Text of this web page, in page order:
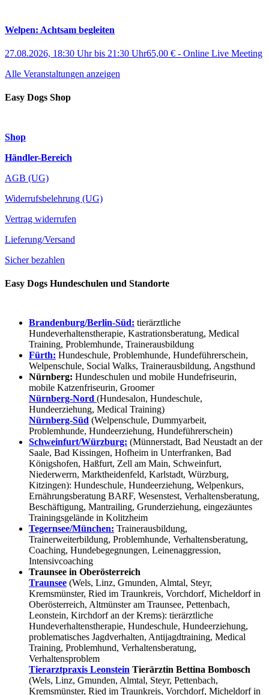
Welpen: Achtsam begleiten
27.08.2026, 18:30 Uhrbis 21:30 Uhr65,00 € - Online Live Meeting
Alle Veranstaltungen anzeigen
Easy Dogs Shop
Shop
Händler-Bereich
AGB (UG)
Widerrufsbelehrung (UG)
Vertrag widerrufen
Lieferung/Versand
Sicher bezahlen
Easy Dogs Hundeschulen und Standorte
Brandenburg/Berlin-Süd: tierärztliche
Hundeverhaltenstherapie, Kastrationsberatung, Medical
Training, Problemhunde, Trainerausbildung
Fürth: Hundeschule, Problemhunde, Hundeführerschein,
Welpenschule, Social Walks, Trainerausbildung, Angsthund
Nürnberg: Hundeschulen und mobile Hundefriseurin,
mobile Katzenfriseurin, Groomer
Nürnberg-Nord (Hundesalon, Hundeschule,
Hundeerziehung, Medical Training)
Nürnberg-Süd (Welpenschule, Dummyarbeit,
Problemhunde, Hundeerziehung, Hundeführerschein)
Schweinfurt/Würzburg: (Münnerstadt, Bad Neustadt an der
Saale, Bad Kissingen, Hofheim in Unterfranken, Bad
Königshofen, Haßfurt, Zell am Main, Schweinfurt,
Niederwerrn, Marktheidenfeld, Karlstadt, Würzburg,
Kitzingen): Hundeschule, Hundeerziehung, Welpenkurs,
Ernährungsberatung BARF, Wesenstest, Verhaltensberatung,
Beschäftigung, Mantrailing, Grunderziehung, eingezäuntes
Trainingsgelände in Kolitzheim
Tegernsee/München: Trainerausbildung,
Trainerweiterbildung, Problemhunde, Verhaltensberatung,
Coaching, Hundebegegnungen, Leinenaggression,
Intensivcoaching
Traunsee in Oberösterreich
Traunsee (Wels, Linz, Gmunden, Almtal, Steyr,
Kremsmünster, Ried im Traunkreis, Vorchdorf, Micheldorf in
Oberösterreich, Altmünster am Traunsee, Pettenbach,
Leonstein, Kirchdorf an der Krems): tierärztliche
Hundeverhaltenstherapie, Hundeschule, Hundeerziehung,
problematisches Jagdverhalten, Antijagdtraining, Medical
Training, Problemhund, Verhaltensberatung,
Verhaltensproblem
Tierarztpraxis Leonstein Tierärztin Bettina Bombosch
(Wels, Linz, Gmunden, Almtal, Steyr, Pettenbach,
Kremsmünster, Ried im Traunkreis, Vorchdorf, Micheldorf in